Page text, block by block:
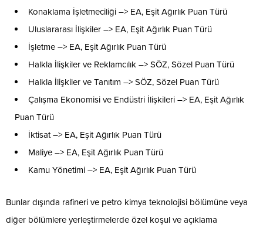
Konaklama İşletmeciliği –> EA, Eşit Ağırlık Puan Türü
Uluslararası İlişkiler –> EA, Eşit Ağırlık Puan Türü
İşletme –> EA, Eşit Ağırlık Puan Türü
Halkla İlişkiler ve Reklamcılık –> SÖZ, Sözel Puan Türü
Halkla İlişkiler ve Tanıtım –> SÖZ, Sözel Puan Türü
Çalışma Ekonomisi ve Endüstri İlişkileri –> EA, Eşit Ağırlık
Puan Türü
İktisat –> EA, Eşit Ağırlık Puan Türü
Maliye –> EA, Eşit Ağırlık Puan Türü
Kamu Yönetimi –> EA, Eşit Ağırlık Puan Türü
Bunlar dışında rafineri ve petro kimya teknolojisi bölümüne veya
diğer bölümlere yerleştirmelerde özel koşul ve açıklama